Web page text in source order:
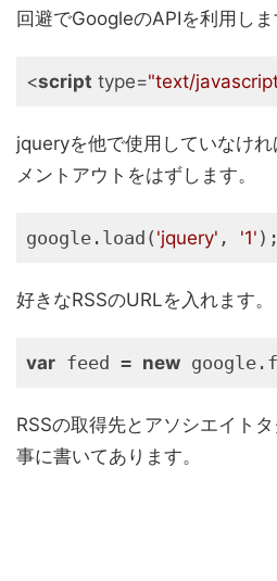
回避でGoogleのAPIを利用しま
<script type="text/
jqueryを他で使用していなけ
メントアウトをはずします。
google.load( 'jquery' , '1'
好きなRSSのURLを入れます。
var feed = new
RSSの取得先とアソシエイト
事に書いてあります。